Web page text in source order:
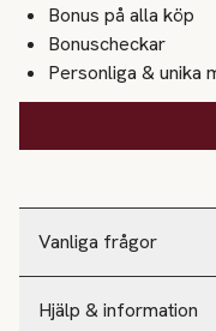
Vanliga frågor
Hjälp & information
Bonus på alla köp
Bonuscheckar
Personliga & unika